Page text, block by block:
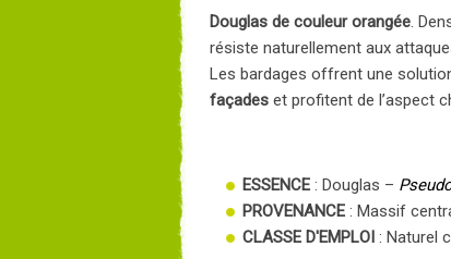
Douglas de couleur orangée.
résiste naturellement aux
Les bardages offrent une
façades et profitent de l’aspect
ESSENCE : Douglas –
PROVENANCE : Massif
CLASSE D'EMPLOI : Naturel